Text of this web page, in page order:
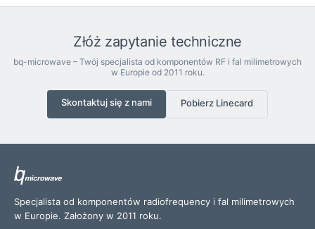
Złóż zapytanie techniczne
bq-microwave – Twój specjalista od komponentów RF i fal milimetrowych
w Europie od 2011 roku.
Skontaktuj się z nami Pobierz Linecard
Specjalista od komponentów radiofrequency i fal milimetrowych
w Europie. Założony w 2011 roku.